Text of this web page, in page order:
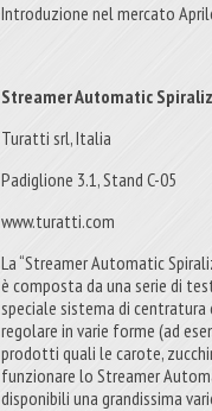
Introduzione nel mercato
Streamer Automatic
Turatti srl, Italia
Padiglione 3.1, Stand C-05
www.turatti.com
La “Streamer Automatic
è composta da una serie di
speciale sistema di
regolare in varie forme (ad
prodotti quali le carote,
funzionare lo Streamer
disponibili una grandissima